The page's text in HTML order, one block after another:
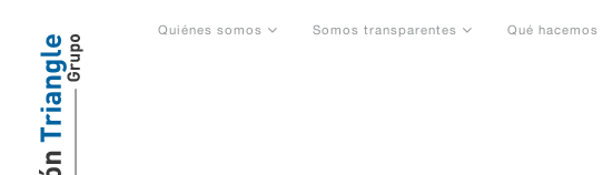
contenido
Quiénes somos Somos transparentes Qué hacemos